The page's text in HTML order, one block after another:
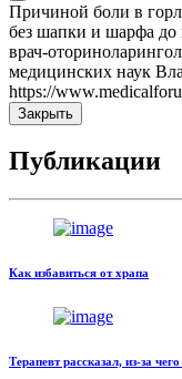
Причиной боли в
без шапки и шарфа до
врач-
медицинских наук
https://
Закрыть
Публикации
Как избавиться от храпа
Терапевт рассказал, из-за